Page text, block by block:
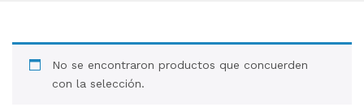
BLOG
CONTACTO
No se encontraron productos que concuerden
con la selección.